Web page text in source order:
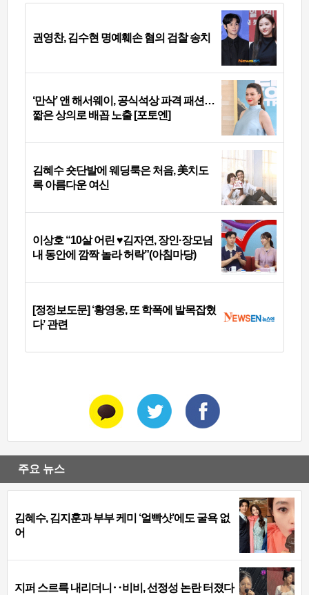
권영찬, 김수현 명예훼손 혐의 검찰 송치
‘만삭’ 앤 해서웨이, 공식석상 파격 패션…
짧은 상의로 배꼽 노출 [포토엔]
김혜수 숏단발에 웨딩룩은 처음, 美치도
록 아름다운 여신
이상호 “10살 어린 ♥김자연, 장인·장모님
내 동안에 깜짝 놀라 허락”(아침마당)
[정정보도문] ‘황영웅, 또 학폭에 발목잡혔
다’ 관련
주요 뉴스
김혜수, 김지훈과 부부 케미 ‘얼빡샷’에도 굴욕 없
어
지퍼 스르륵 내리더니‥비비, 선정성 논란 터졌다